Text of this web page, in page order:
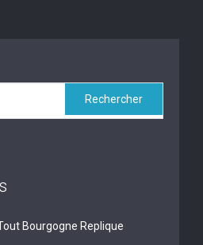
Bourgogne Replique